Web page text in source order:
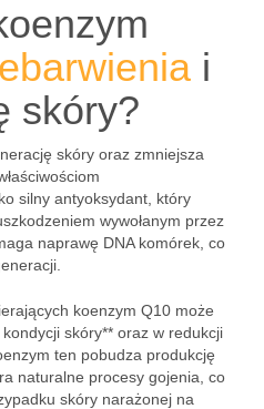
i
skóry?
skóry oraz zmniejsza
silny antyoksydant, który
wywołanym przez
naprawę DNA komórek, co
koenzym Q10 może
skóry** oraz w redukcji
ten pobudza produkcję
naturalne procesy gojenia, co
skóry narażonej na